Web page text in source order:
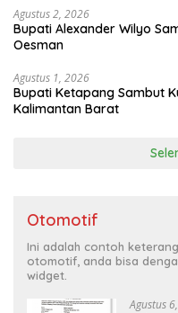
Agustus 2, 2026
Bupati Alexander Wilyo
Oesman
Agustus 1, 2026
Bupati Ketapang Sambut
Kalimantan Barat
Otomotif
Ini adalah contoh
otomotif, anda bisa
widget.
Agustus